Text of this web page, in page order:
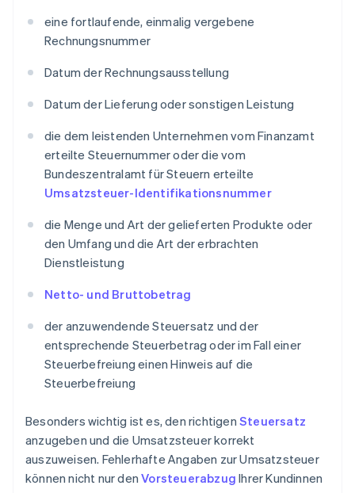
eine fortlaufende, einmalig vergebene
Rechnungsnummer
Datum der Rechnungsausstellung
Datum der Lieferung oder sonstigen Leistung
die dem leistenden Unternehmen vom Finanzamt
erteilte Steuernummer oder die vom
Bundeszentralamt für Steuern erteilte
Umsatzsteuer-Identifikationsnummer
die Menge und Art der gelieferten Produkte oder
den Umfang und die Art der erbrachten
Dienstleistung
Netto- und Bruttobetrag
der anzuwendende Steuersatz und der
entsprechende Steuerbetrag oder im Fall einer
Steuerbefreiung einen Hinweis auf die
Steuerbefreiung
Besonders wichtig ist es, den richtigen Steuersatz
anzugeben und die Umsatzsteuer korrekt
auszuweisen. Fehlerhafte Angaben zur Umsatzsteuer
können nicht nur denVorsteuerabzug Ihrer Kundinnen